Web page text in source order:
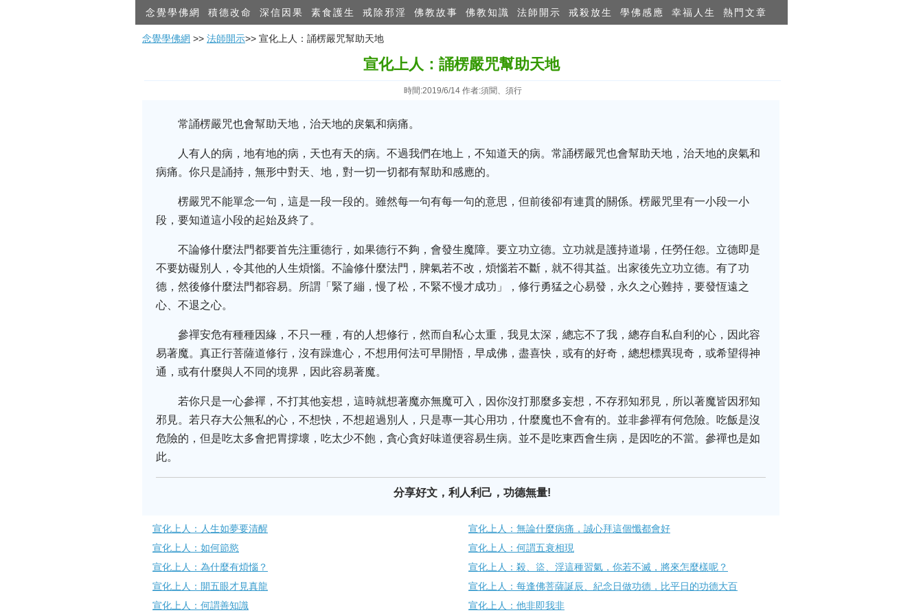
念覺學佛網 積德改命 深信因果 素食護生 戒除邪淫 佛教故事 佛教知識 法師開示 戒殺放生 學佛感應 幸福人生 熱門文章
念覺學佛網 >> 法師開示>> 宣化上人：誦楞嚴咒幫助天地
宣化上人：誦楞嚴咒幫助天地
時間:2019/6/14 作者:須聞、須行
常誦楞嚴咒也會幫助天地，治天地的戾氣和病痛。
人有人的病，地有地的病，天也有天的病。不過我們在地上，不知道天的病。常誦楞嚴咒也會幫助天地，治天地的戾氣和
病痛。你只是誦持，無形中對天、地，對一切一切都有幫助和感應的。
楞嚴咒不能單念一句，這是一段一段的。雖然每一句有每一句的意思，但前後卻有連貫的關係。楞嚴咒里有一小段一小
段，要知道這小段的起始及終了。
不論修什麼法門都要首先注重德行，如果德行不夠，會發生魔障。要立功立德。立功就是護持道場，任勞任怨。立德即是
不要妨礙別人，令其他的人生煩惱。不論修什麼法門，脾氣若不改，煩惱若不斷，就不得其益。出家後先立功立德。有了功
德，然後修什麼法門都容易。所謂「緊了繃，慢了松，不緊不慢才成功」，修行勇猛之心易發，永久之心難持，要發恆遠之
心、不退之心。
參禪安危有種種因緣，不只一種，有的人想修行，然而自私心太重，我見太深，總忘不了我，總存自私自利的心，因此容
易著魔。真正行菩薩道修行，沒有躁進心，不想用何法可早開悟，早成佛，盡喜快，或有的好奇，總想標異現奇，或希望得神
通，或有什麼與人不同的境界，因此容易著魔。
若你只是一心參禪，不打其他妄想，這時就想著魔亦無魔可入，因你沒打那麼多妄想，不存邪知邪見，所以著魔皆因邪知
邪見。若只存大公無私的心，不想快，不想超過別人，只是專一其心用功，什麼魔也不會有的。並非參禪有何危險。吃飯是沒
危險的，但是吃太多會把胃撐壞，吃太少不飽，貪心貪好味道便容易生病。並不是吃東西會生病，是因吃的不當。參禪也是如
此。
分享好文，利人利己，功德無量!
宣化上人：人生如夢要清醒
宣化上人：無論什麼病痛，誠心拜這個懺都會好
宣化上人：如何節慾
宣化上人：何謂五衰相現
宣化上人：為什麼有煩惱？
宣化上人：殺、盜、淫這種習氣，你若不滅，將來怎麼樣呢？
宣化上人：開五眼才見真龍
宣化上人：每逢佛菩薩誕辰、紀念日做功德，比平日的功德大百
宣化上人：何謂善知識
宣化上人：他非即我非